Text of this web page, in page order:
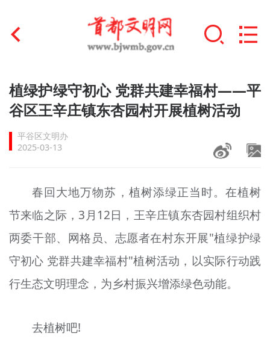
首页
文明创建
文明实践
未成年人思想道德建设
榜样人物
+
身边好人
文明评论
植绿护绿守初心 党群共建幸福村——平
谷区王辛庄镇东杏园村开展植树活动
平谷区文明办
2025-03-13
春回大地万物苏，植树添绿正当时。在植树
节来临之际，3月12日，王辛庄镇东杏园村组织村
两委干部、网格员、志愿者在村东开展"植绿护绿
守初心 党群共建幸福村"植树活动，以实际行动践
行生态文明理念，为乡村振兴增添绿色动能。
去植树吧!